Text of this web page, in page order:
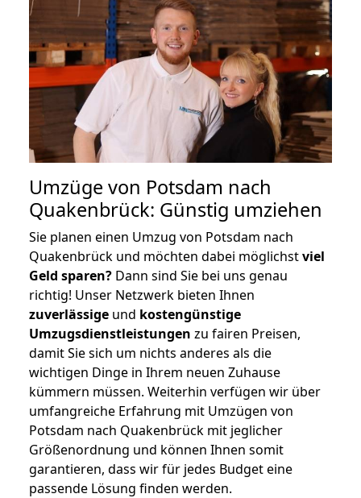
Umzüge von Potsdam nach
Quakenbrück: Günstig umziehen
Sie planen einen Umzug von Potsdam nach
Quakenbrück und möchten dabei möglichstviel
Geld sparen? Dann sind Sie bei uns genau
richtig! Unser Netzwerk bieten Ihnen
zuverlässige und kostengünstige
Umzugsdienstleistungen zu fairen Preisen,
damit Sie sich um nichts anderes als die
wichtigen Dinge in Ihrem neuen Zuhause
kümmern müssen. Weiterhin verfügen wir über
umfangreiche Erfahrung mit Umzügen von
Potsdam nach Quakenbrück mit jeglicher
Größenordnung und können Ihnen somit
garantieren, dass wir für jedes Budget eine
passende Lösung finden werden.